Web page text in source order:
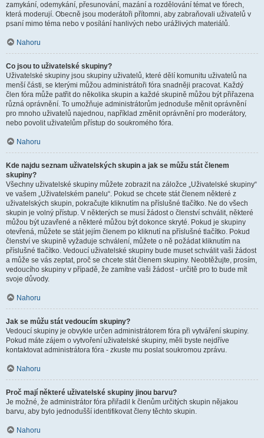
zamykání, odemykání, přesunování, mazání a rozdělování témat ve fórech,
která moderují. Obecně jsou moderátoři přítomni, aby zabraňovali uživatelů v
psaní mimo téma nebo v posílání hanlivých nebo urážlivých materiálů.
Nahoru
Co jsou to uživatelské skupiny?
Uživatelské skupiny jsou skupiny uživatelů, které dělí komunitu uživatelů na
menší části, se kterými můžou administrátoři fóra snadněji pracovat. Každý
člen fóra může patřit do několika skupin a každé skupině můžou být přiřazena
různá oprávnění. To umožňuje administrátorům jednoduše měnit oprávnění
pro mnoho uživatelů najednou, například změnit oprávnění pro moderátory,
nebo povolit uživatelům přístup do soukromého fóra.
Nahoru
Kde najdu seznam uživatelských skupin a jak se můžu stát členem
skupiny?
Všechny uživatelské skupiny můžete zobrazit na záložce „Uživatelské skupiny“
ve vašem „Uživatelském panelu“. Pokud se chcete stát členem některé z
uživatelských skupin, pokračujte kliknutím na příslušné tlačítko. Ne do všech
skupin je volný přístup. V některých se musí žádost o členství schválit, některé
můžou být uzavřené a některé můžou být dokonce skryté. Pokud je skupiny
otevřená, můžete se stát jejím členem po kliknutí na příslušné tlačítko. Pokud
členství ve skupině vyžaduje schválení, můžete o ně požádat kliknutím na
příslušné tlačítko. Vedoucí uživatelské skupiny bude muset schválit vaši žádost
a může se vás zeptat, proč se chcete stát členem skupiny. Neobtěžujte, prosím,
vedoucího skupiny v případě, že zamítne vaši žádost - určitě pro to bude mít
svoje důvody.
Nahoru
Jak se můžu stát vedoucím skupiny?
Vedoucí skupiny je obvykle určen administrátorem fóra při vytváření skupiny.
Pokud máte zájem o vytvoření uživatelské skupiny, měli byste nejdříve
kontaktovat administrátora fóra - zkuste mu poslat soukromou zprávu.
Nahoru
Proč mají některé uživatelské skupiny jinou barvu?
Je možné, že administrátor fóra přiřadil k členům určitých skupin nějakou
barvu, aby bylo jednodušší identifikovat členy těchto skupin.
Nahoru